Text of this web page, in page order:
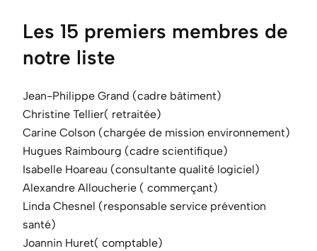
Les 15 premiers membres de
notre liste
Jean-Philippe Grand (cadre bâtiment)
Christine Tellier( retraitée)
Carine Colson (chargée de mission environnement)
Hugues Raimbourg (cadre scientifique)
Isabelle Hoareau (consultante qualité logiciel)
Alexandre Alloucherie ( commerçant)
Linda Chesnel (responsable service prévention
santé)
Joannin Huret( comptable)